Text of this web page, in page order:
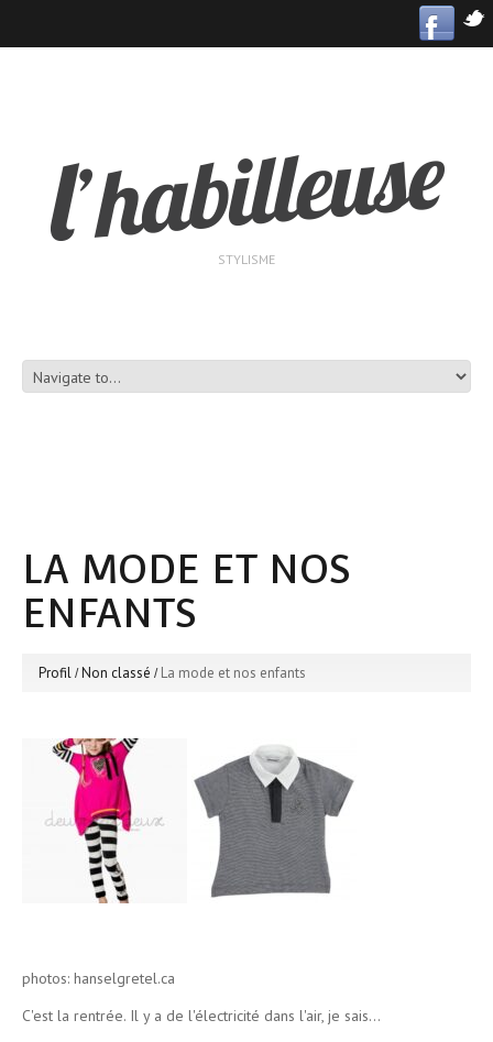
STYLISME
LA MODE ET NOS
ENFANTS
Profil Non classé La mode et nos enfants
photos: hanselgretel.ca
C'est la rentrée. Il y a de l'électricité dans l'air, je sais...